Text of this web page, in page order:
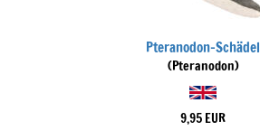
Pteranodon-Schädel
(Pteranodon)
9,95 EUR